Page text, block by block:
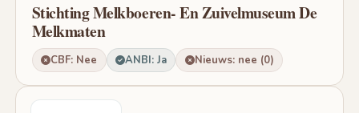
Stichting Melkboeren- En Zuivelmuseum De
Melkmaten
CBF: Nee ANBI: Ja Nieuws: nee (0)